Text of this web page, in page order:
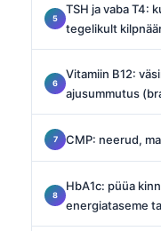
TSH ja vaba T4:
tegelikult
Vitamiin B12:
ajusummutus
CMP: neerud,
HbA1c: püüa
energiataseme